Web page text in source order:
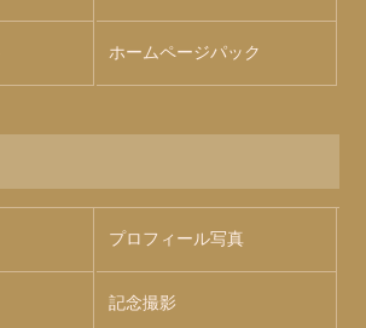
ホームページパック
プロフィール写真
記念撮影